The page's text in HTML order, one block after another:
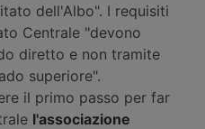
dell'Albo". I requisiti
Centrale "devono
diretto e non tramite
superiore".
il primo passo per far
l'associazione